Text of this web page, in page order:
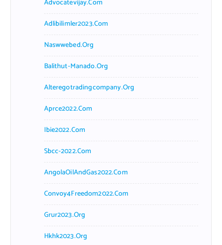
Advocatevijay.com
Adlibilimler2023.com
Naswwebed.org
Balithut-Manado.org
Alteregotradingcompany.org
Aprce2022.com
Ibie2022.com
Sbcc-2022.com
AngolaOilAndGas2022.com
Convoy4Freedom2022.com
Grur2023.org
Hkhk2023.org